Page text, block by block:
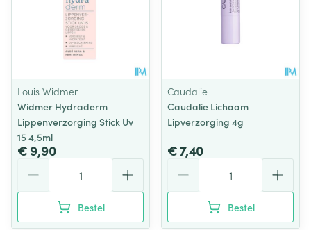
Louis Widmer
Widmer Hydraderm
Lippenverzorging Stick Uv
15 4,5ml
€ 9,90
Bestel
Caudalie
Caudalie Lichaam
Lipverzorging 4g
€ 7,40
Bestel